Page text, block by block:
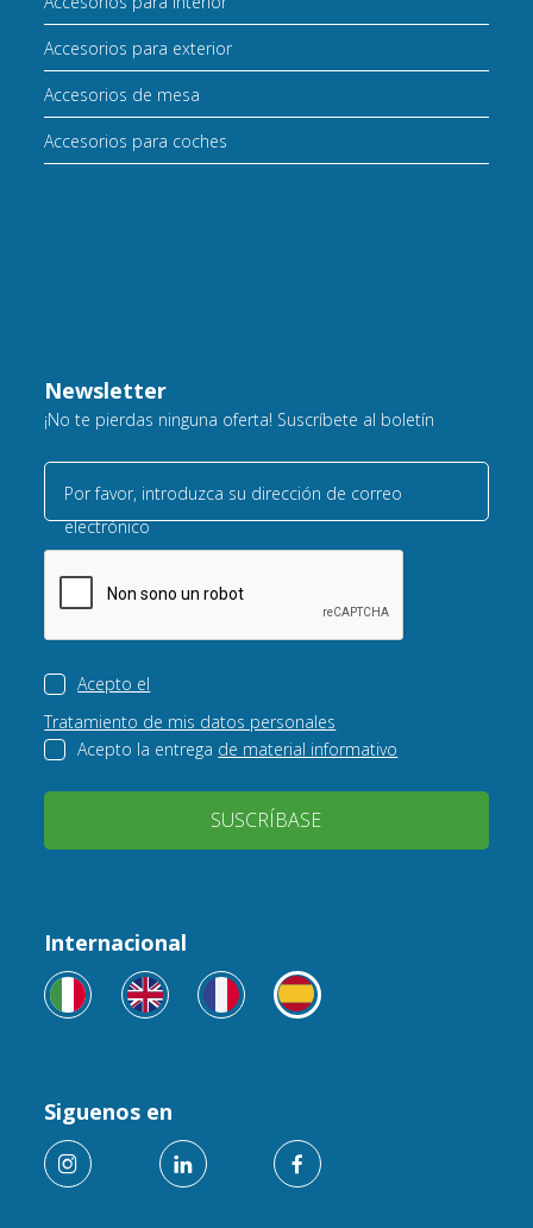
Accesorios para exterior
Accesorios de mesa
Accesorios para coches
Newsletter
¡No te pierdas ninguna oferta! Suscríbete al boletín
Por favor, introduzca su dirección de correo
electrónico
Acepto el
Tratamiento de mis datos personales
Acepto la entrega de material informativo
SUSCRÍBASE
Internacional
Siguenos en